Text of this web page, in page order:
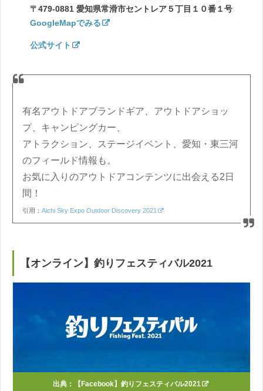
〒479-0881 愛知県常滑市セントレア５丁目１０番１号
GoogleMapでみる
公式サイト
有名アウトドアブランドギア、アウトドアショッ
プ、キャンピングカー、
アトラクション、ステージイベント、愛知・東三河
のフィールド情報も。
お気に入りのアウトドアコンテンツに出会える2日
間！
引用：Aichi Sky Expo Outdoor Discovery 2021
【オンライン】釣りフェスティバル2021
出典： 【Facebook】釣りフェスティバル2021